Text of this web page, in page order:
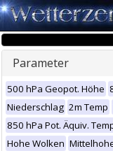
Parameter
500 hPa Geopot. Höhe
Niederschlag 2m Temp
850 hPa Pot. Äquiv.
Hohe Wolken